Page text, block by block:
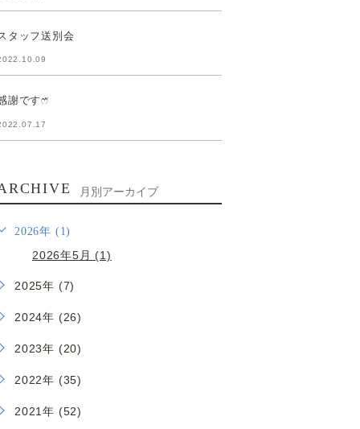
タッフ送別会
謝ですෆ̈
月別アーカイブ
2026年 (1)
2026年5月 (1)
2025年 (7)
2024年 (26)
2023年 (20)
2022年 (35)
2021年 (52)